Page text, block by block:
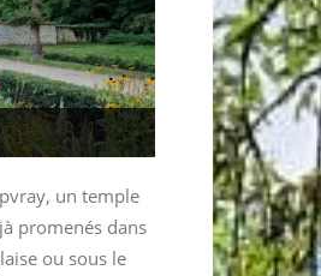
un temple
promenés dans
ou sous le